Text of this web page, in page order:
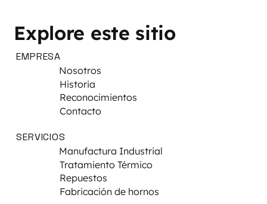
Explore este sitio
EMPRESA
Nosotros
Historia
Reconocimientos
Contacto
SERVICIOS
Manufactura Industrial
Tratamiento Térmico
Repuestos
Fabricación de hornos